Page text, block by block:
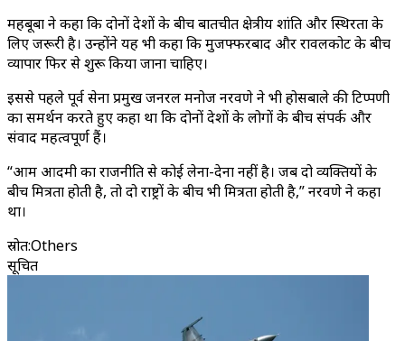
महबूबा ने कहा कि दोनों देशों के बीच बातचीत क्षेत्रीय शांति और स्थिरता के
लिए जरूरी है। उन्होंने यह भी कहा कि मुजफ्फरबाद और रावलकोट के बीच
व्यापार फिर से शुरू किया जाना चाहिए।
इससे पहले पूर्व सेना प्रमुख जनरल मनोज नरवणे ने भी होसबाले की टिप्पणी
का समर्थन करते हुए कहा था कि दोनों देशों के लोगों के बीच संपर्क और
संवाद महत्वपूर्ण हैं।
“आम आदमी का राजनीति से कोई लेना-देना नहीं है। जब दो व्यक्तियों के
बीच मित्रता होती है, तो दो राष्ट्रों के बीच भी मित्रता होती है,” नरवणे ने कहा
था।
स्रोत:Others
सूचित